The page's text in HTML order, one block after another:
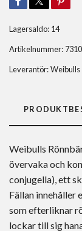
Lagersaldo: 14
Artikelnummer:
Leverantör:Weibulls
Weibulls
övervaka och
conjugella), ett
Fällan
som efterliknar
lockar till sig